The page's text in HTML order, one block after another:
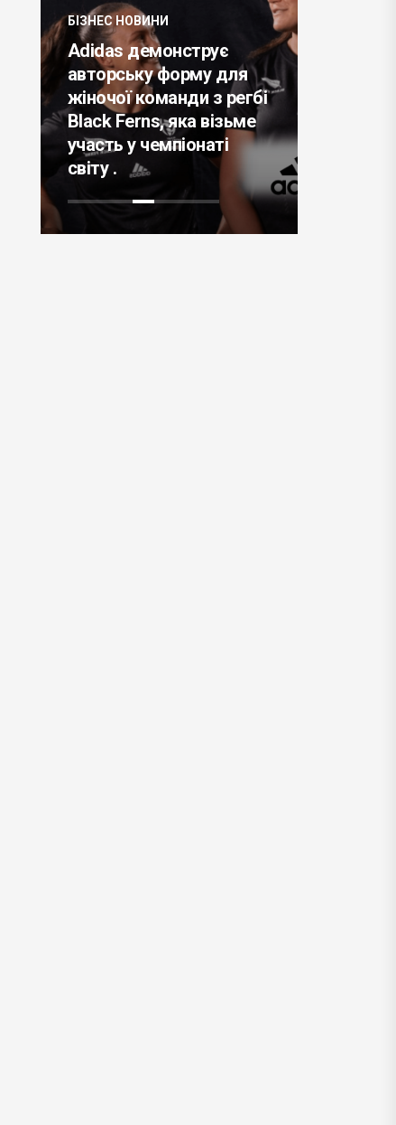
БІЗНЕС НОВИНИ
Adidas демонструє
авторську форму для
жіночої команди з регбі
Black Ferns, яка візьме
участь у чемпіонаті
світу .